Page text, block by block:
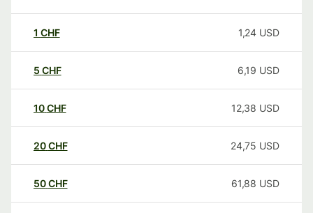
1 CHF 1,24 USD
5 CHF 6,19 USD
10CHF 12,38 USD
20CHF 24,75 USD
50CHF 61,88 USD